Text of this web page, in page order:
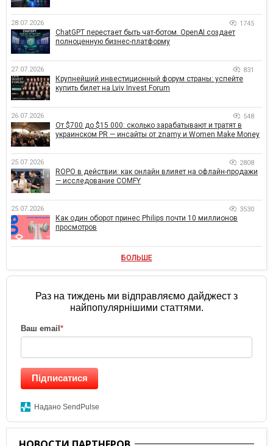
28.07.2026 1745
ChatGPT перестает быть чат-ботом. OpenAI создает
полноценную бизнес-платформу
27.07.2026 831
Крупнейший инвестиционный форум страны: успейте
купить билет на Lviv Invest Forum
26.07.2026 548
От $700 до $15 000: сколько зарабатывают и тратят в
украинском PR — инсайты от znamy и Women Make Money
25.07.2026 2808
ROPO в действии: как онлайн влияет на офлайн-продажи
— исследование COMFY
25.07.2026 3530
Как один оборот принес Philips почти 10 миллионов
просмотров
БОЛЬШЕ
Раз на тиждень ми відправляємо дайджест з
найпопулярнішими статтями.
Ваш email *
Підписатися
Надано SendPulse